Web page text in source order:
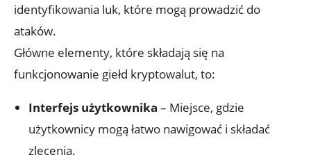
identyfikowania ‍luk, które mogą prowadzić do
ataków.
Główne elementy, które składają ⁣się na
funkcjonowanie giełd kryptowalut, ⁢to:
Interfejs ⁤użytkownika – Miejsce, ​gdzie
użytkownicy ‍mogą łatwo nawigować⁢ i składać
zlecenia.